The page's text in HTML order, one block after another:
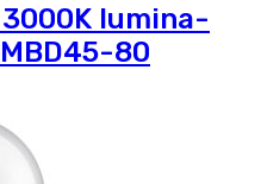
3000K lumina-
80